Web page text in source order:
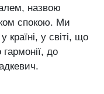
назвою
спокою. Ми
країні, у світі, що
до